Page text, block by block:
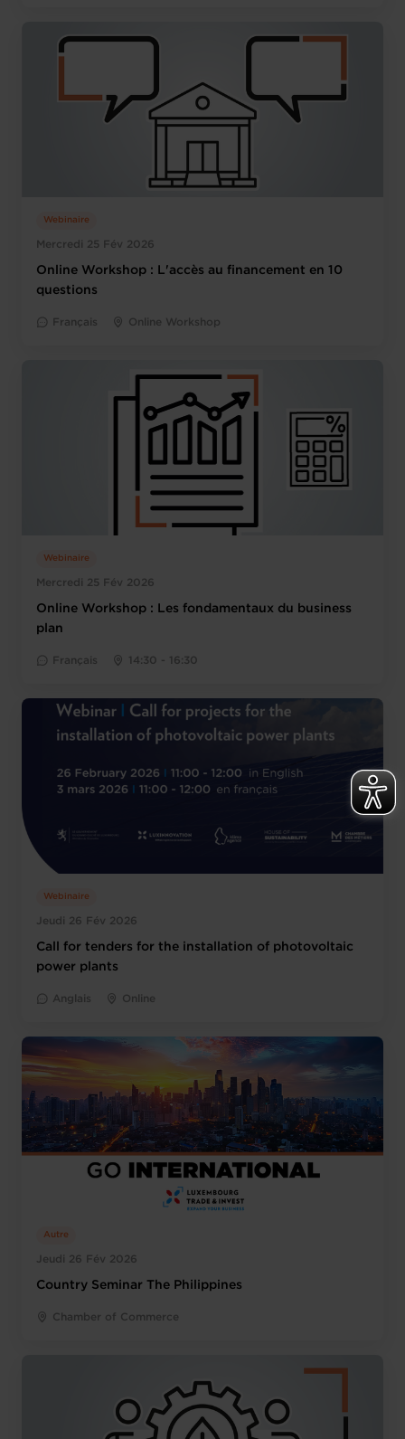
Mercredi 25 Fév 2026
Webinaire
Online Workshop : L'accès au financement en 10
questions
Français Online Workshop
Mercredi 25 Fév 2026
Webinaire
Online Workshop : Les fondamentaux du business
plan
Français 14:30 - 16:30
Jeudi 26 Fév 2026
Webinaire
Call for tenders for the installation of photovoltaic
power plants
Anglais Online
Jeudi 26 Fév 2026
Autre
Country Seminar The Philippines
Chamber of Commerce